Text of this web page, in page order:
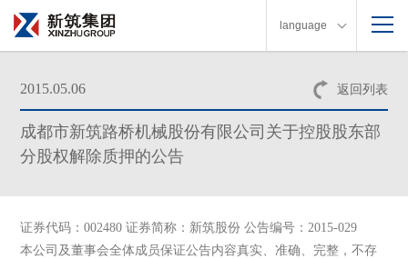
language
返回列表
2015.05.06
成都市新筑路桥机械股份有限公司关于控股股东部
分股权解除质押的公告
证券代码：002480 证券简称：新筑股份 公告编号：2015-029
本公司及董事会全体成员保证公告内容真实、准确、完整，不存